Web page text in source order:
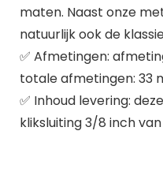
maten. Naast onze
natuurlijk ook de
✅ Afmetingen:
totale afmetingen: 33
✅ Inhoud levering:
kliksluiting 3/8 inch